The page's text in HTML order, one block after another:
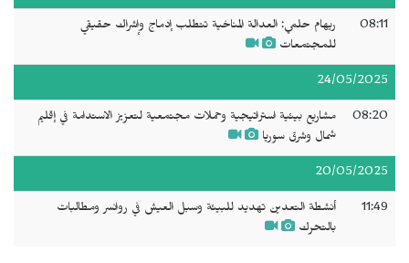
08:11
ريهام حلمي: العدالة المناخية تتطلب إدماج وإشراك حقيقي
للمجتمعات
24/05/2025
08:20
مشاريع بيئية استراتيجية وحملات مجتمعية لتعزيز الاستدامة في إقليم
شمال وشرق سوريا
20/05/2025
11:49
أنشطة التعدين تهديد للبيئة وسبل العيش في روانسر ومطالبات
بالتحرك